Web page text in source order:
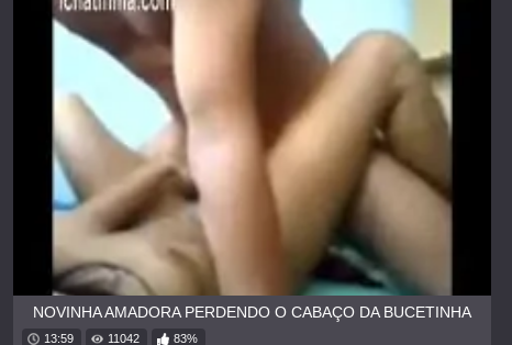
NOVINHA AMADORA PERDENDO O CABAÇO DA BUCETINHA
13:59 11042 83%